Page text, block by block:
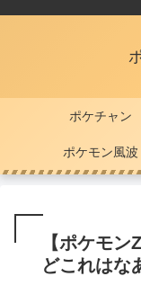
ポケチャン
ポケモン風波
【ポケモ
どこれはな